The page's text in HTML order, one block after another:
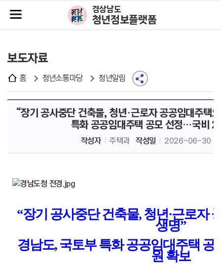
주메뉴바로가기
본문바로가기
경상남도
청년정보플랫폼
보도자료
홈 청년소통마당 청년알림
“장기 공사중단 건축물, 청년·근로자 공공임대주택
특화 공공임대주택 공모 선정…국비
작성자 주택과 작성일 2026-06-30
“장기 공사중단 건축물,청년·근로자
생명”
경남도, 국토부 특화 공공임대주택 공
원 확보